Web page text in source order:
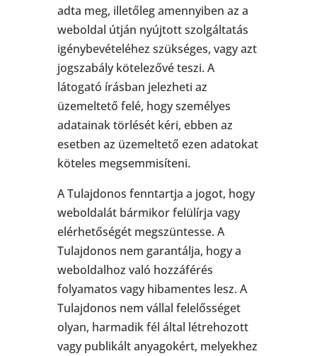
adta meg, illetőleg amennyiben az a
weboldal útján nyújtott szolgáltatás
igénybevételéhez szükséges, vagy azt
jogszabály kötelezővé teszi. A
látogató írásban jelezheti az
üzemeltető felé, hogy személyes
adatainak törlését kéri, ebben az
esetben az üzemeltető ezen adatokat
köteles megsemmisíteni.
A Tulajdonos fenntartja a jogot, hogy
weboldalát bármikor felülírja vagy
elérhetőségét megszüntesse. A
Tulajdonos nem garantálja, hogy a
weboldalhoz való hozzáférés
folyamatos vagy hibamentes lesz. A
Tulajdonos nem vállal felelősséget
olyan, harmadik fél által létrehozott
vagy publikált anyagokért, melyekhez